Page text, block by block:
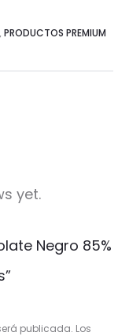
, PRODUCTOS PREMIUM
yet.
Negro 85%
publicada. Los